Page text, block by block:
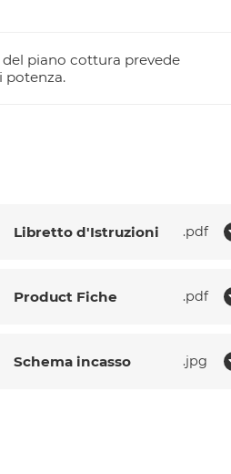
Libretto d'Istruzioni pdf
Product Fiche pdf
Schema incasso jpg
piano cottura prevede
potenza.